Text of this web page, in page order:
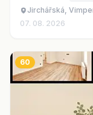
Jirchářská,
07. 08. 2026
60